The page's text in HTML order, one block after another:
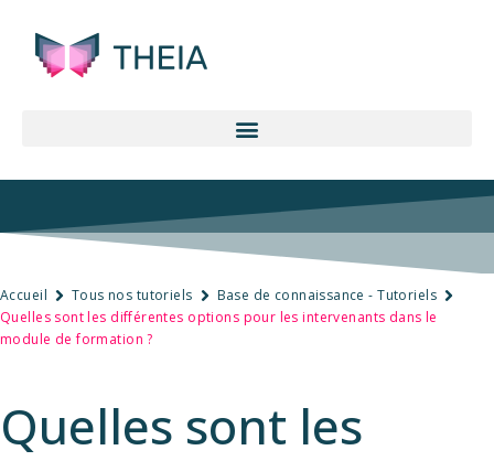
Accueil Tous nos tutoriels
Base de connaissance - Tutoriels
Quelles sont les différentes options pour les intervenants dans le
module de formation ?
Quelles sont les